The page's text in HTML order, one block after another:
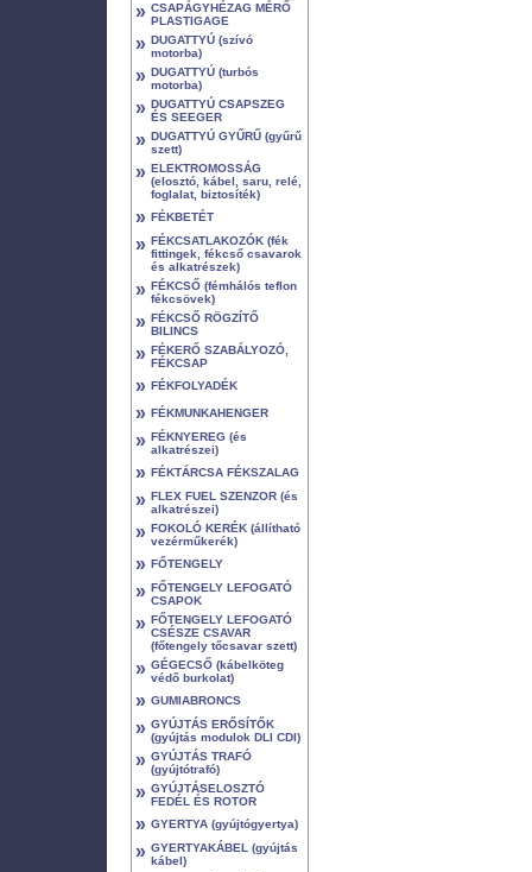
» CSAPÁGYHÉZAG MÉRŐ
PLASTIGAGE
» DUGATTYÚ (szívó
motorba)
» DUGATTYÚ (turbós
motorba)
» DUGATTYÚ CSAPSZEG
ÉS SEEGER
» DUGATTYÚ GYŰRŰ (gyűrű
szett)
» ELEKTROMOSSÁG
(elosztó, kábel, saru, relé,
foglalat, biztosíték)
» FÉKBETÉT
» FÉKCSATLAKOZÓK (fék
fittingek, fékcső csavarok
és alkatrészek)
» FÉKCSŐ (fémhálós teflon
fékcsövek)
» FÉKCSŐ RÖGZÍTŐ
BILINCS
» FÉKERŐ SZABÁLYOZÓ,
FÉKCSAP
» FÉKFOLYADÉK
» FÉKMUNKAHENGER
» FÉKNYEREG (és
alkatrészei)
» FÉKTÁRCSA FÉKSZALAG
» FLEX FUEL SZENZOR (és
alkatrészei)
» FOKOLÓ KERÉK (állítható
vezérműkerék)
» FŐTENGELY
» FŐTENGELY LEFOGATÓ
CSAPOK
» FŐTENGELY LEFOGATÓ
CSÉSZE CSAVAR
(főtengely tőcsavar szett)
» GÉGECSŐ (kábelköteg
védő burkolat)
» GUMIABRONCS
» GYÚJTÁS ERŐSÍTŐK
(gyújtás modulok DLI CDI)
» GYÚJTÁS TRAFÓ
(gyújtótrafó)
» GYÚJTÁSELOSZTÓ
FEDÉL ÉS ROTOR
» GYERTYA (gyújtógyertya)
» GYERTYAKÁBEL (gyújtás
kábel)